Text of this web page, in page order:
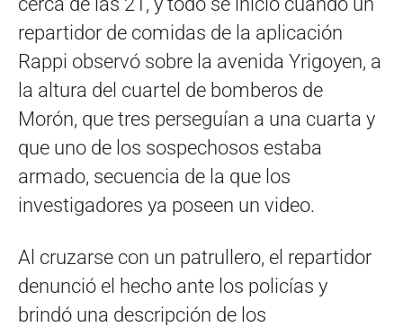
repartidor de comidas de la aplicación
Rappi observó sobre la avenida Yrigoyen, a
la altura del cuartel de bomberos de
Morón, que tres perseguían a una cuarta y
que uno de los sospechosos estaba
armado, secuencia de la que los
investigadores ya poseen un video.
Al cruzarse con un patrullero, el repartidor
denunció el hecho ante los policías y
brindó una descripción de los